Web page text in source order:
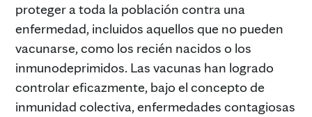
proteger a toda la población contra una
enfermedad, incluidos aquellos que no pueden
vacunarse, como los recién nacidos o los
inmunodeprimidos. Las vacunas han logrado
controlar eficazmente, bajo el concepto de
inmunidad colectiva, enfermedades contagiosas